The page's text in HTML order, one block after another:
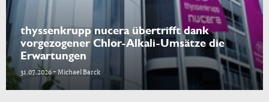
thyssenkrupp nucera übertrifft dank
vorgezogener Chlor-Alkali-Umsätze die
Erwartungen
31.07.2026 - Michael Barck